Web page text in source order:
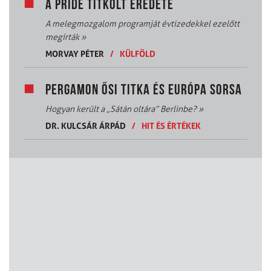
A PRIDE TITKOLT EREDETE
A melegmozgalom programját évtizedekkel ezelőtt
megírták»
MORVAY PÉTER
/ KÜLFÖLD
PERGAMON ŐSI TITKA ÉS EURÓPA SORSA
Hogyan került a „Sátán oltára” Berlinbe?»
DR. KULCSÁR ÁRPÁD
/ HIT ÉS ÉRTÉKEK